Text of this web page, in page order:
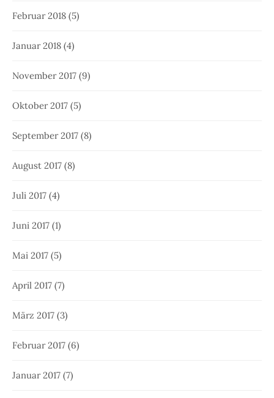
Februar 2018 (5)
Januar 2018 (4)
November 2017 (9)
Oktober 2017 (5)
September 2017 (8)
August 2017 (8)
Juli 2017 (4)
Juni 2017 (1)
Mai 2017 (5)
April 2017 (7)
März 2017 (3)
Februar 2017 (6)
Januar 2017 (7)